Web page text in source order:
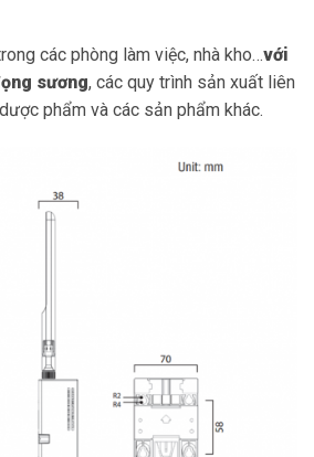
các phòng làm việc, nhà kho…với
sương, các quy trình sản xuất liên
phẩm và các sản phẩm khác.